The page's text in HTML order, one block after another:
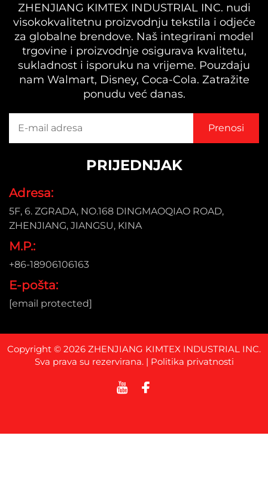
ZHENJIANG KIMTEX INDUSTRIAL INC. nudi
visokokvalitetnu proizvodnju tekstila i odjeće
za globalne brendove. Naš integrirani model
trgovine i proizvodnje osigurava kvalitetu,
sukladnost i isporuku na vrijeme. Pouzdaju
nam Walmart, Disney, Coca-Cola. Zatražite
ponudu već danas.
PRIJEDNJAK
Adresa:
5F, 6. ZGRADA, NO.168 DINGMAOQIAO ROAD,
ZHENJIANG, JIANGSU, KINA
M.P.:
+86-18906106163
E-pošta:
[email protected]
Copyright © 2026 ZHENJIANG KIMTEX INDUSTRIAL INC.
Sva prava su rezervirana. | Politika privatnosti